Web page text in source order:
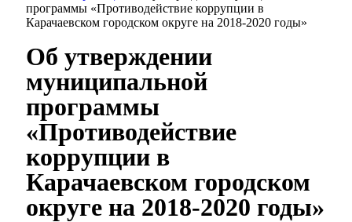
программы «Противодействие коррупции в
Карачаевском городском округе на 2018-2020 годы»
Об утверждении
муниципальной
программы
«Противодействие
коррупции в
Карачаевском городском
округе на 2018-2020 годы»